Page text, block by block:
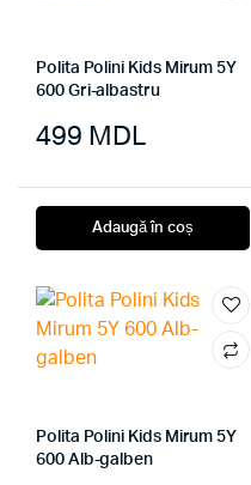
Polita Polini Kids Mirum 5Y
600 Gri-albastru
499 MDL
Adaugă în coș
Polita Polini Kids Mirum 5Y
600 Alb-galben